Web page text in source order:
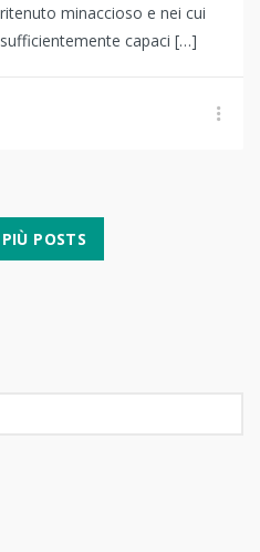
minaccioso e nei cui
capaci […]
POSTS